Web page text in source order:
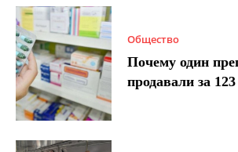
Общество
Почему один
продавали за